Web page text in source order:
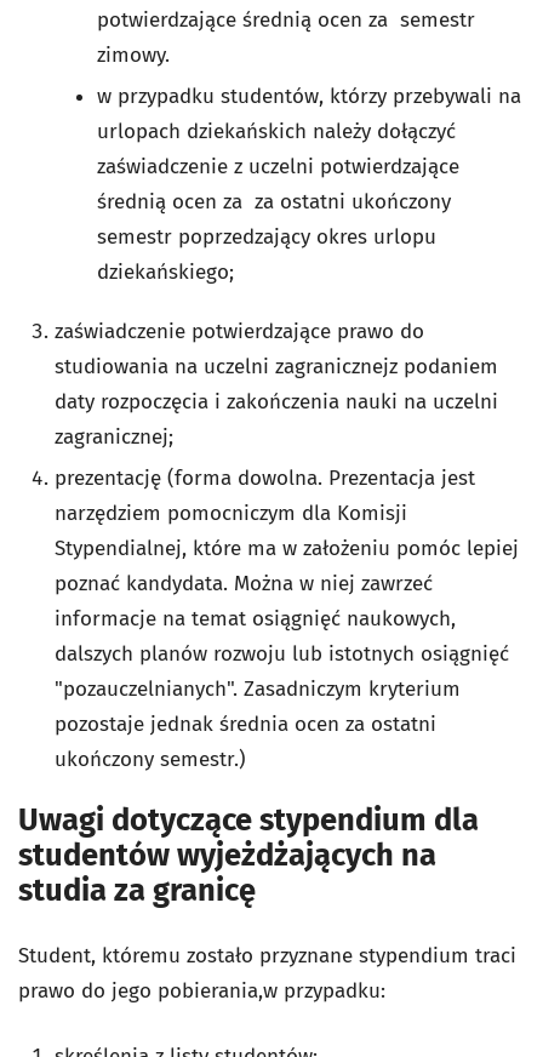
potwierdzające średnią ocen za semestr
zimowy.
w przypadku studentów, którzy przebywali na
urlopach dziekańskich należy dołączyć
zaświadczenie z uczelni potwierdzające
średnią ocen za za ostatni ukończony
semestr poprzedzający okres urlopu
dziekańskiego;
zaświadczenie potwierdzające prawo do
studiowania na uczelni zagranicznejz podaniem
daty rozpoczęcia i zakończenia nauki na uczelni
zagranicznej;
prezentację (forma dowolna. Prezentacja jest
narzędziem pomocniczym dla Komisji
Stypendialnej, które ma w założeniu pomóc lepiej
poznać kandydata. Można w niej zawrzeć
informacje na temat osiągnięć naukowych,
dalszych planów rozwoju lub istotnych osiągnięć
"pozauczelnianych". Zasadniczym kryterium
pozostaje jednak średnia ocen za ostatni
ukończony semestr.)
Uwagi dotyczące stypendium dla
studentów wyjeżdżających na
studia za granicę
Student, któremu zostało przyznane stypendium traci
prawo do jego pobierania,w przypadku: